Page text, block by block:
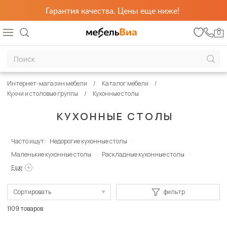
Гарантия качества. Цены еще ниже!
0
КУХОННЫЕ СТОЛЫ
Интернет-магазин мебели
Каталог мебели
Кухни и столовые группы
Кухонные столы
Часто ищут: Недорогие кухонные столы
Маленькие кухонные столы
Раскладные кухонные столы
Еще
Сортировать
фильтр
1109 товаров